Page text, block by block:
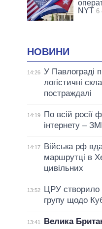
NYT 6
НОВИНИ
14:26 У Павлограді
логістичні
постраждалі
14:19
По всій росії
інтернету –
14:17
Війська рф
маршрутці в
цивільних
13:52
ЦРУ створило
групу щодо
13:41
Велика